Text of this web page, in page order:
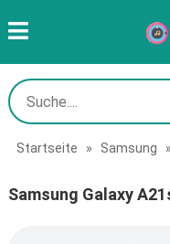
Startseite » Samsung »
Samsung Galaxy